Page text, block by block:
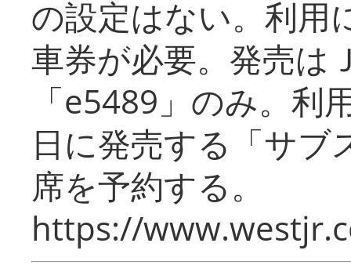
の設定はない。利用
車券が必要。発売は
「e5489」のみ。利
日に発売する「サブ
席を予約する。
https://